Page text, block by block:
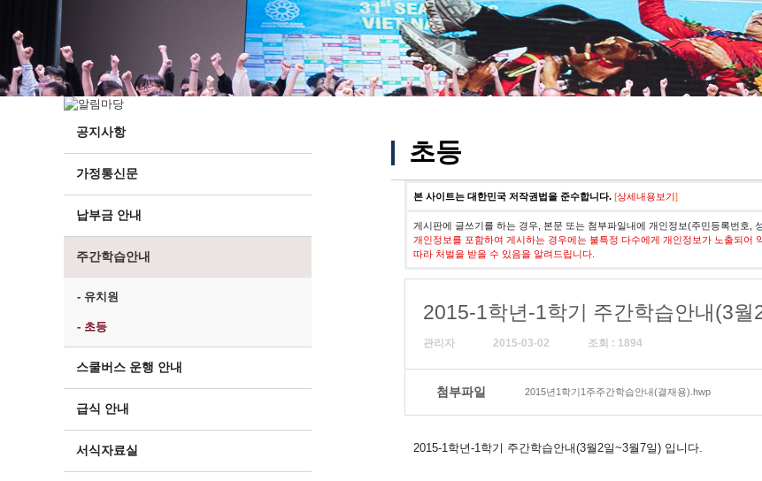
학생현황
위치/전화
전경사진
서식자료실
학부모방
정기고사 기출문제
공지사항
가정통신문
납부금 안내
주간학습안내
- 유치원
- 초등
스쿨버스 운행 안내
급식 안내
서식자료실
초등
본 사이트는 대한민국 저작권법을 준수합니다. [상세내용보기]
게시판에 글쓰기를 하는 경우, 본문 또는 첨부파일내에 개인정보(주민등록번호,
개인정보를 포함하여 게시하는 경우에는 불특정 다수에게 개인정보가 노출되
따라 처벌을 받을 수 있음을 알려드립니다.
2015-1학년-1학기 주간학습안내(3월
관리자 2015-03-02 조회 : 1894
첨부파일 2015년1학기1주주간학습안내(결재용).hwp
2015-1학년-1학기 주간학습안내(3월2일~3월7일) 입니다.